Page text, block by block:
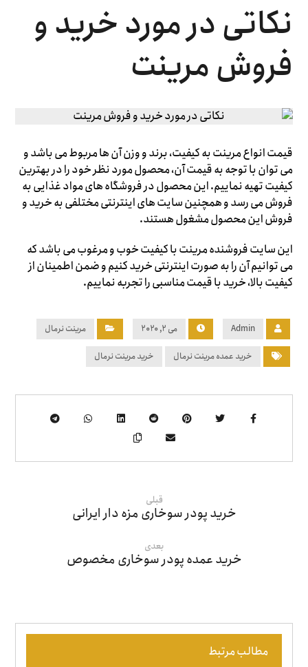
نکاتی در مورد خرید و
فروش مرینت
قیمت انواع مرینت به کیفیت، برند و وزن آن ها مربوط می باشد و
می توان با توجه به قیمت آن، محصول مورد نظر خود را در بهترین
کیفیت تهیه نماییم. این محصول در فروشگاه های مواد غذایی به
فروش می رسد و همچنین سایت های اینترنتی مختلفی به خرید و
فروش این محصول مشغول هستند.
این سایت فروشنده مرینت با کیفیت خوب و مرغوب می باشد که
می توانیم آن را به صورت اینترنتی خرید کنیم و ضمن اطمینان از
کیفیت بالا، خرید با قیمت مناسبی را تجربه نماییم.
Admin می ۲, ۲۰۲۰ مرینت نرمال
خرید عمده مرینت نرمال خرید مرینت نرمال
قبلی
خرید پودر سوخاری مزه دار ایرانی
بعدی
خرید عمده پودر سوخاری مخصوص
مطالب مرتبط